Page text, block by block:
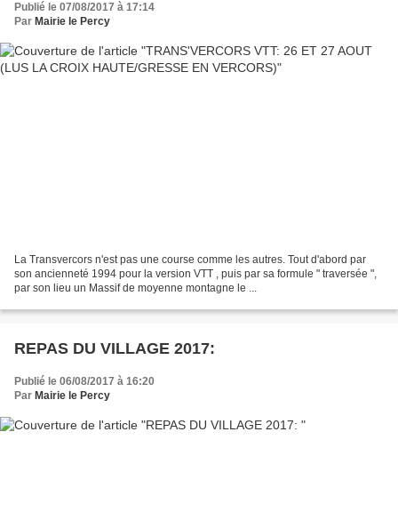
Publié le 07/08/2017 à 17:14
Par Mairie le Percy
La Transvercors n'est pas une course comme les autres. Tout d'abord par
son ancienneté 1994 pour la version VTT , puis par sa formule " traversée ",
par son lieu un Massif de moyenne montagne le ...
REPAS DU VILLAGE 2017:
Publié le 06/08/2017 à 16:20
Par Mairie le Percy